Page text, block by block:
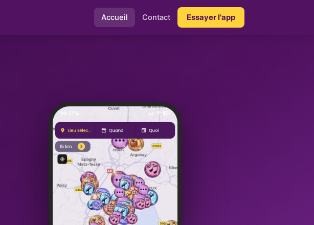
Accueil Contact Essayer l'app